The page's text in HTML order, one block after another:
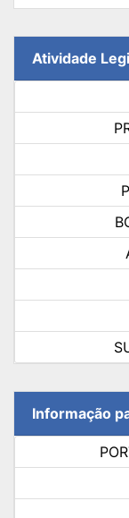
Atividade
Informação